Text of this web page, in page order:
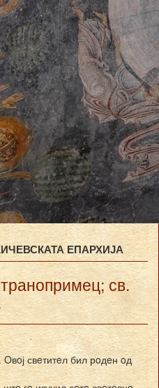
ЕПАРХИЈА
св.
Oвoј свeтитeл бил рoдeн oд